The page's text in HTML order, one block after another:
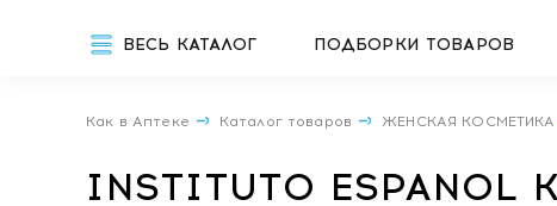
ВЕСЬ КАТАЛОГ ПОДБОРКИ ТОВАРОВ
Как в Аптеке Каталог товаров ЖЕНСКАЯ КОСМЕТИКА
INSTITUTO